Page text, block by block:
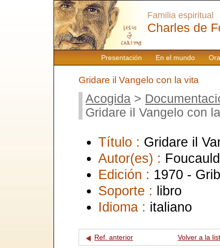
Presentación En el mundo
Familia espiritual
Charles de
Gridare il Vangelo con la vita
Acogida >
Gridare il Vangelo con
Título : Gridare il
Autor(es) :
Edición : 1970 -
Soporte : libro
Idioma : italiano
Ref. anterior Volver a la